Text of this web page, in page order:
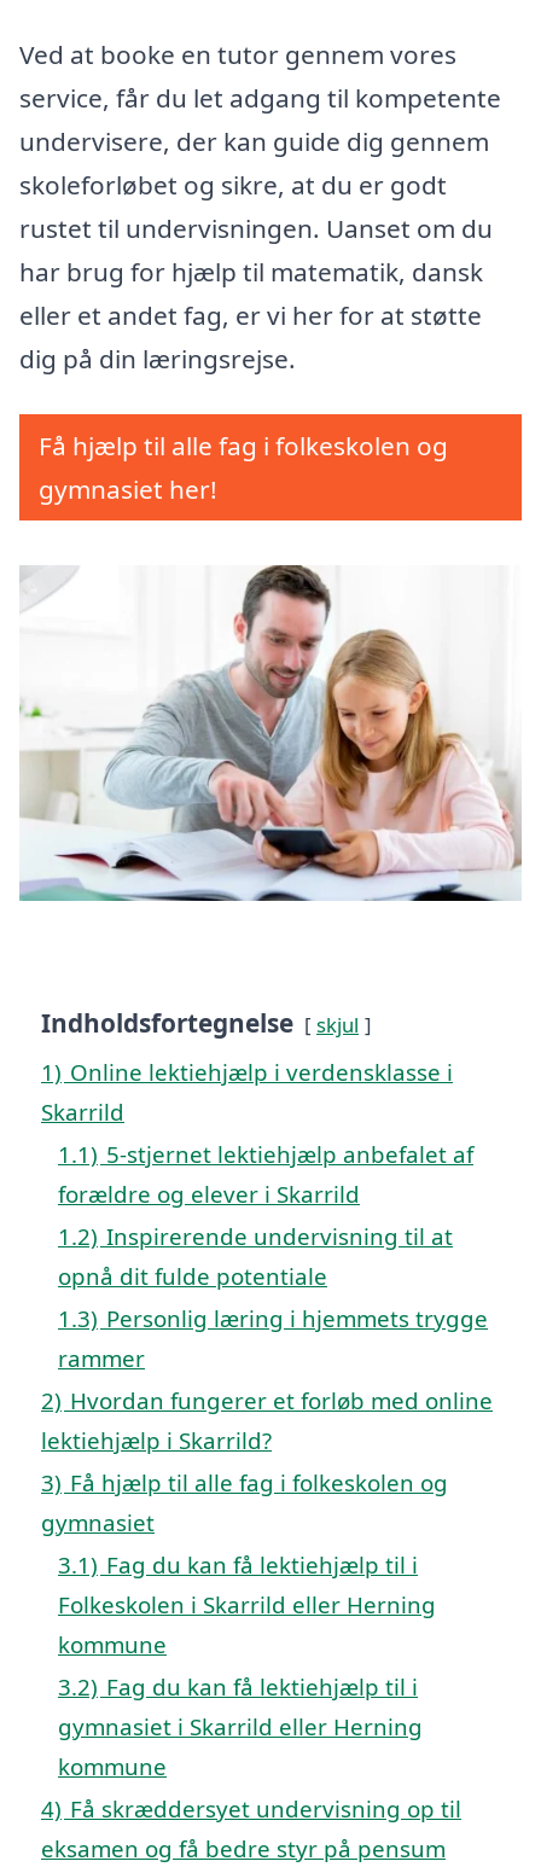
Ved at booke en tutor gennem vores
service, får du let adgang til kompetente
undervisere, der kan guide dig gennem
skoleforløbet og sikre, at du er godt
rustet til undervisningen. Uanset om du
har brug for hjælp til matematik, dansk
eller et andet fag, er vi her for at støtte
dig på din læringsrejse.
Få hjælp til alle fag i folkeskolen og
gymnasiet her!
Indholdsfortegnelse skjul
1) Online lektiehjælp i verdensklasse i
Skarrild
1.1) 5-stjernet lektiehjælp anbefalet af
forældre og elever i Skarrild
1.2) Inspirerende undervisning til at
opnå dit fulde potentiale
1.3) Personlig læring i hjemmets trygge
rammer
2) Hvordan fungerer et forløb med online
lektiehjælp i Skarrild?
3) Få hjælp til alle fag i folkeskolen og
gymnasiet
3.1) Fag du kan få lektiehjælp til i
Folkeskolen i Skarrild eller Herning
kommune
3.2) Fag du kan få lektiehjælp til i
gymnasiet i Skarrild eller Herning
kommune
4) Få skræddersyet undervisning op til
eksamen og få bedre styr på pensum